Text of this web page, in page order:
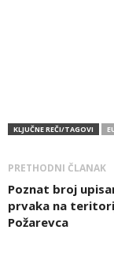
KLJUČNE REČI/TAGOVI
PRETHODNI ČLANAK
Poznat broj
prvaka na
Požarevca